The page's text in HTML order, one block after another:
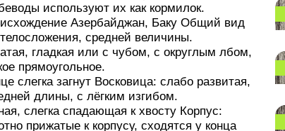
используют их как кормилок.
Азербайджан, Баку Общий вид
средней величины.
гладкая или с чубом, с округлым лбом,
прямоугольное.
слегка загнут Восковица: слабо развитая,
длины, с лёгким изгибом.
слегка спадающая к хвосту Корпус:
прижатые к корпусу, сходятся у конца